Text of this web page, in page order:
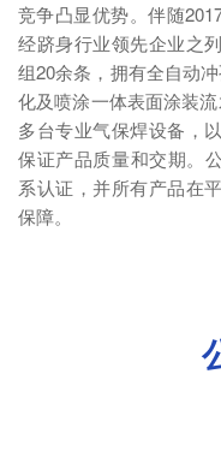
竞争凸显优势。伴随
经跻身行业领先企业之
组20余条，拥有全自动
化及喷涂一体表面涂装
多台专业气保焊设备，
保证产品质量和交期。
系认证，并所有产品在
保障。